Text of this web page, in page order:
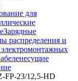
для
Зарядные
распределения и
FP-23/12,5-HD